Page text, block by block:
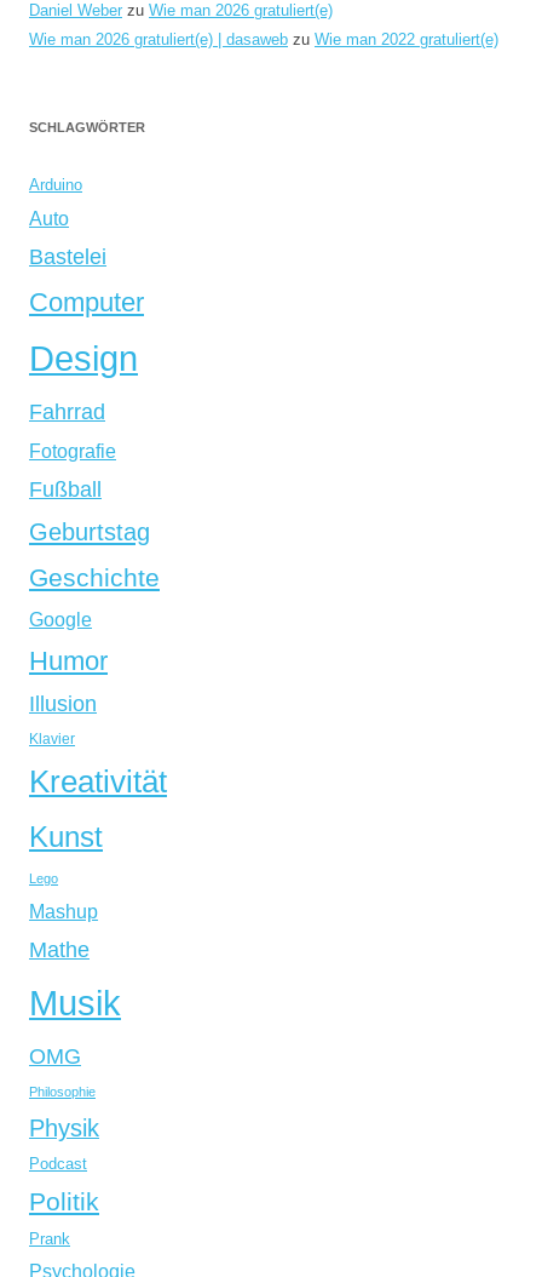
Daniel Weber zu Wie man 2026 gratuliert(e)
Wie man 2026 gratuliert(e) | dasaweb zu Wie man 2022 gratuliert(e)
SCHLAGWÖRTER
Arduino
Auto
Bastelei
Computer
Design
Fahrrad
Fotografie
Fußball
Geburtstag
Geschichte
Google
Humor
Illusion
Klavier
Kreativität
Kunst
Lego
Mashup
Mathe
Musik
OMG
Philosophie
Physik
Podcast
Politik
Prank
Psychologie